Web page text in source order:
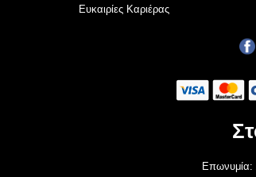
Ευκαιρίες Καριέρας